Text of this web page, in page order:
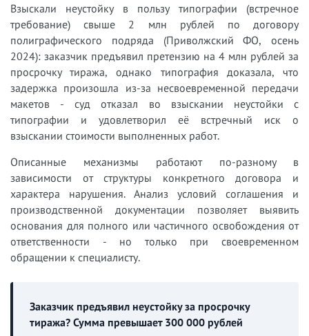
Взыскали неустойку в пользу типографии (встречное
требование) свыше 2 млн рублей по договору
полиграфического подряда (Приволжский ФО, осень
2024): заказчик предъявил претензию на 4 млн рублей за
просрочку тиража, однако типография доказала, что
задержка произошла из-за несвоевременной передачи
макетов - суд отказал во взыскании неустойки с
типографии и удовлетворил её встречный иск о
взыскании стоимости выполненных работ.
Описанные механизмы работают по-разному в
зависимости от структуры конкретного договора и
характера нарушения. Анализ условий соглашения и
производственной документации позволяет выявить
основания для полного или частичного освобождения от
ответственности - но только при своевременном
обращении к специалисту.
Заказчик предъявил неустойку за просрочку
тиража? Сумма превышает 300 000 рублей